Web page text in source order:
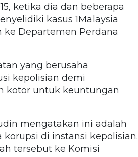
ketika dia dan beberapa
kasus 1Malaysia
ke Departemen Perdana
yang berusaha
kepolisian demi
kotor untuk keuntungan
mengatakan ini adalah
di instansi kepolisian.
tersebut ke Komisi